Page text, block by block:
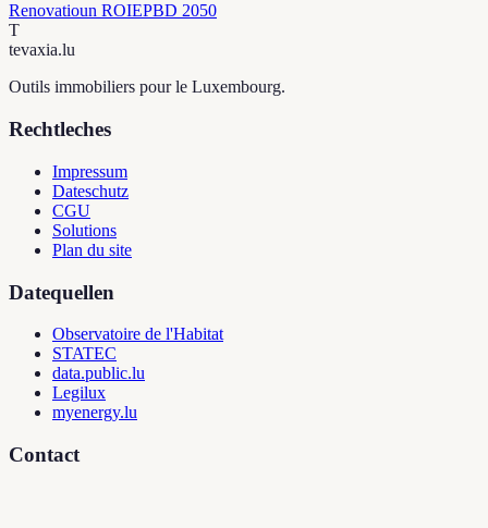
Renovatioun ROIEPBD 2050
T
tevaxia.lu
Outils immobiliers pour le Luxembourg.
Rechtleches
Impressum
Dateschutz
CGU
Solutions
Plan du site
Datequellen
Observatoire de l'Habitat
STATEC
data.public.lu
Legilux
myenergy.lu
Contact